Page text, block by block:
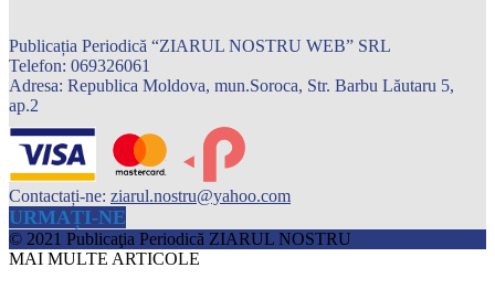
Publicația Periodică “ZIARUL NOSTRU WEB” SRL
Telefon: 069326061
Adresa: Republica Moldova, mun.Soroca, Str. Barbu Lăutaru 5,
ap.2
Contactați-ne: ziarul.nostru@yahoo.com
URMAȚI-NE
© 2021 Publicaţia Periodică ZIARUL NOSTRU
MAI MULTE ARTICOLE